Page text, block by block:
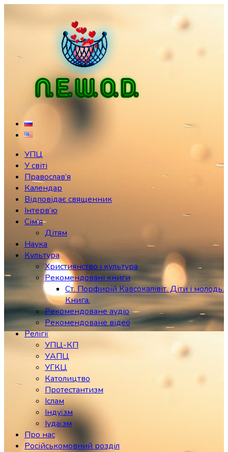
УПЦ
У світі
Православ’я
Календар
Відповідає священник
Інтерв’ю
Сім’я
Дітям
Наука
Культура
Християнство і культура
Рекомендовані книги
Ст. Порфирій Кавсокалівіт. Діти і молодь.
Книга.
Рекомендоване аудіо
Рекомендоване відео
Релігії
УПЦ-КП
УАПЦ
УГКЦ
Католицтво
Протестантизм
Іслам
Індуїзм
Іудаїзм
Про нас
Російськомовний розділ